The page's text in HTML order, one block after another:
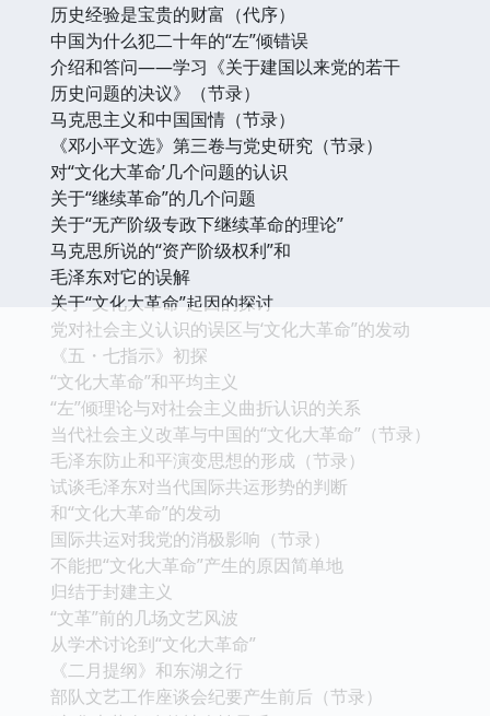
历史经验是宝贵的财富（代序）
中国为什么犯二十年的“左”倾错误
介绍和答问――学习《关于建国以来党的若干
历史问题的决议》（节录）
马克思主义和中国国情（节录）
《邓小平文选》第三卷与党史研究（节录）
对“文化大革命’几个问题的认识
关于“继续革命”的几个问题
关于“无产阶级专政下继续革命的理论”
马克思所说的“资产阶级权利”和
毛泽东对它的误解
关于“文化大革命”起因的探讨
党对社会主义认识的误区与‘文化大革命”的发动
《五・七指示》初探
“文化大革命”和平均主义
“左”倾理论与对社会主义曲折认识的关系
当代社会主义改革与中国的“文化大革命”（节录）
毛泽东防止和平演变思想的形成（节录）
试谈毛泽东对当代国际共运形势的判断
和“文化大革命”的发动
国际共运对我党的消极影响（节录）
不能把“文化大革命”产生的原因简单地
归结于封建主义
“文革”前的几场文艺风波
从学术讨论到“文化大革命”
《二月提纲》和东湖之行
部队文艺工作座谈会纪要产生前后（节录）